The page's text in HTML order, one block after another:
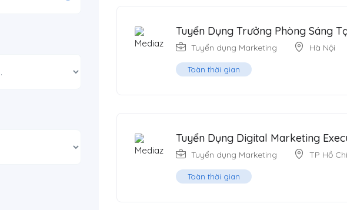
Tuyển Dụng Trưởng Phòng Sáng
Tuyển dụng Marketing Hà Nội
Toàn thời gian
Tuyển Dụng Digital Marketing
Tuyển dụng Marketing TP Hồ
Toàn thời gian